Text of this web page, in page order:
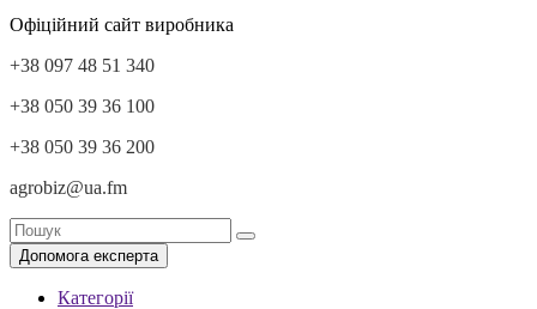
Офіційний сайт виробника
+38 097 48 51 340
+38 050 39 36 100
+38 050 39 36 200
agrobiz@ua.fm
Допомога експерта
Категорії